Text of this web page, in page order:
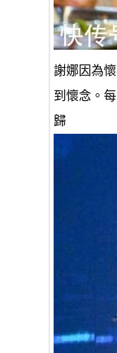
謝娜因為
到懷念。
歸